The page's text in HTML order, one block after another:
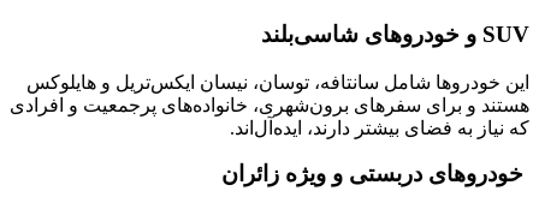
SUV و خودروهای شاسی‌بلند
این خودروها شامل سانتافه، توسان، نیسان ایکس‌تریل و هایلوکس
هستند و برای سفرهای برون‌شهری، خانواده‌های پرجمعیت و افرادی
که نیاز به فضای بیشتر دارند، ایده‌آل‌اند.
خودروهای دربستی و ویژه زائران